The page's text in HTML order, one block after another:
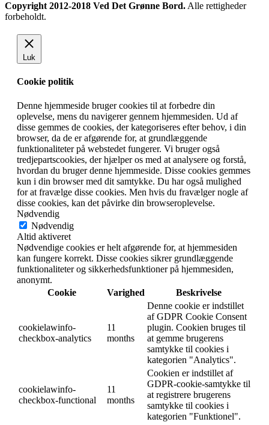
Copyright 2012-2018 Ved Det Grønne Bord. Alle rettigheder
forbeholdt.
Luk
Cookie politik
Denne hjemmeside bruger cookies til at forbedre din
oplevelse, mens du navigerer gennem hjemmesiden. Ud af
disse gemmes de cookies, der kategoriseres efter behov, i din
browser, da de er afgørende for, at grundlæggende
funktionaliteter på webstedet fungerer. Vi bruger også
tredjepartscookies, der hjælper os med at analysere og forstå,
hvordan du bruger denne hjemmeside. Disse cookies gemmes
kun i din browser med dit samtykke. Du har også mulighed
for at fravælge disse cookies. Men hvis du fravælger nogle af
disse cookies, kan det påvirke din browseroplevelse.
Nødvendig
Nødvendig
Altid aktiveret
Nødvendige cookies er helt afgørende for, at hjemmesiden
kan fungere korrekt. Disse cookies sikrer grundlæggende
funktionaliteter og sikkerhedsfunktioner på hjemmesiden,
anonymt.
Cookie
Varighed Beskrivelse
cookielawinfo-
checkbox-analytics
11
months
Denne cookie er indstillet
af GDPR Cookie Consent
plugin. Cookien bruges til
at gemme brugerens
samtykke til cookies i
kategorien "Analytics".
cookielawinfo-
checkbox-functional
11
months
Cookien er indstillet af
GDPR-cookie-samtykke til
at registrere brugerens
samtykke til cookies i
kategorien "Funktionel".